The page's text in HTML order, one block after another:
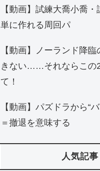
【動画】試練大喬小喬
単に作れる周回パ
【動画】ノーランド降
きない……それならこの
て！
【動画】パズドラから“
＝撤退を意味する
人気記事